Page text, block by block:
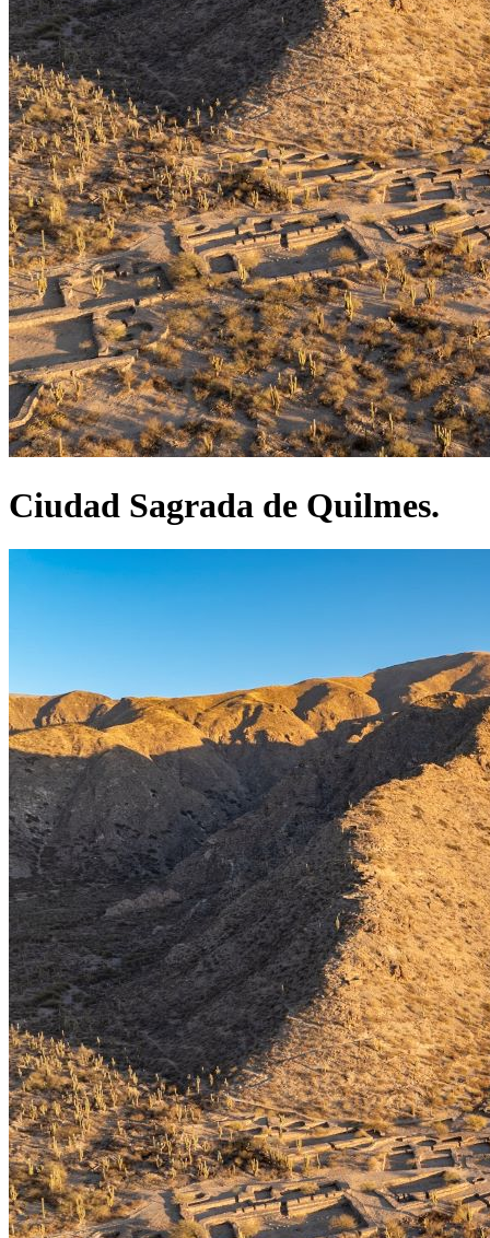
Ciudad Sagrada de Quilmes.